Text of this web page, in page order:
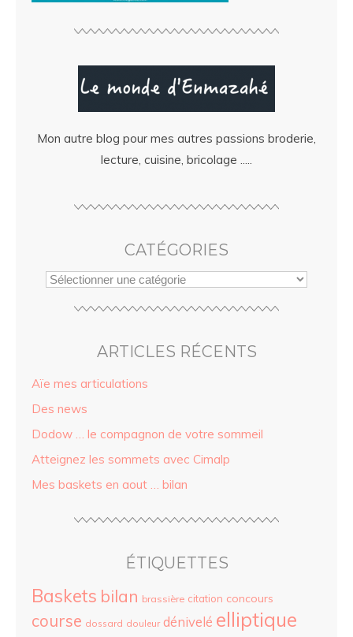
Mon autre blog pour mes autres passions broderie,
lecture, cuisine, bricolage .....
CATÉGORIES
ARTICLES RÉCENTS
Aïe mes articulations
Des news
Dodow … le compagnon de votre sommeil
Atteignez les sommets avec Cimalp
Mes baskets en aout … bilan
ÉTIQUETTES
Baskets bilan brassière citation concours
course dossard douleur dénivelé elliptique